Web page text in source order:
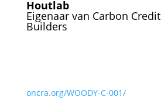
Houtlab
Eigenaar van Carbon
Builders
oncra.org/WOODY-C-001/